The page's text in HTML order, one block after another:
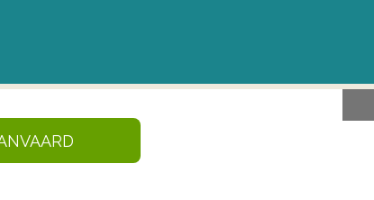
in België. Deze site
en